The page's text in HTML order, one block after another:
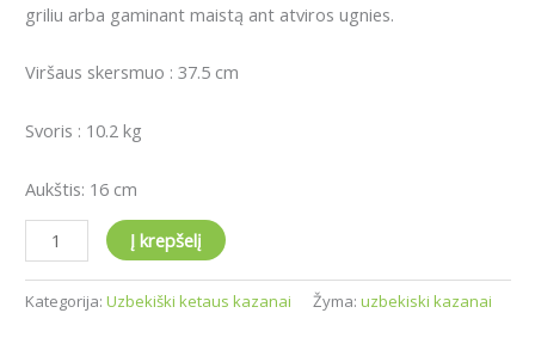
griliu arba gaminant maistą ant atviros ugnies.
Viršaus skersmuo : 37.5 cm
Svoris : 10.2 kg
Aukštis: 16 cm
Į krepšelį
Kategorija: Uzbekiški ketaus kazanai Žyma: uzbekiski kazanai